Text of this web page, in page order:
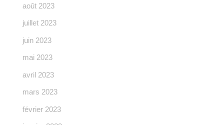
août 2023
juillet 2023
juin 2023
mai 2023
avril 2023
mars 2023
février 2023